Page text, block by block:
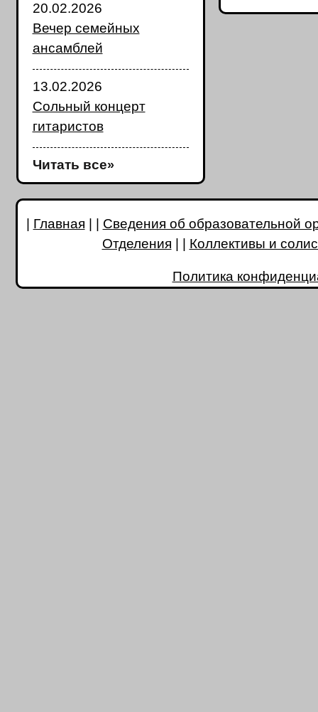
20.02.2026
Вечер семейных
ансамблей
13.02.2026
Сольный концерт
гитаристов
Читать все»
| Главная | | Сведения об образовательной
Отделения | | Коллективы и
Политика